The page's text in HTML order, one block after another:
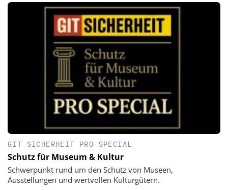
GIT SICHERHEIT PRO SPECIAL
Schutz für Museum & Kultur
Schwerpunkt rund um den Schutz von Museen,
Ausstellungen und wertvollen Kulturgütern.